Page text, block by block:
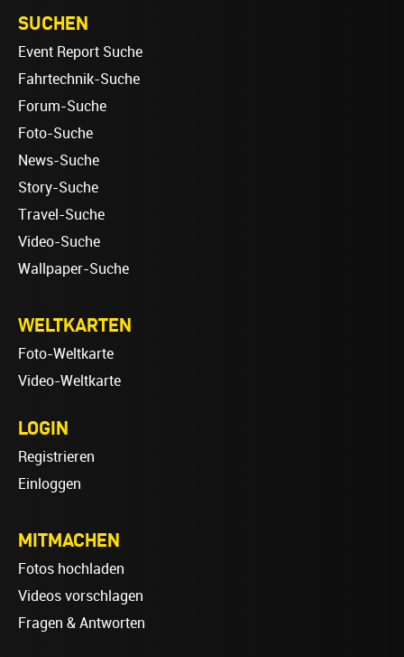
SUCHEN
Event Report Suche
Fahrtechnik-Suche
Forum-Suche
Foto-Suche
News-Suche
Story-Suche
Travel-Suche
Video-Suche
Wallpaper-Suche
WELTKARTEN
Foto-Weltkarte
Video-Weltkarte
LOGIN
Registrieren
Einloggen
MITMACHEN
Fotos hochladen
Videos vorschlagen
Fragen & Antworten